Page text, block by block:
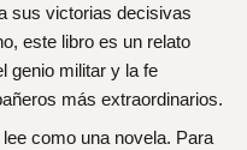
sus victorias decisivas
este libro es un relato
genio militar y la fe
más extraordinarios.
como una novela. Para